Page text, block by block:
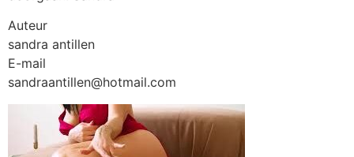
Auteur
sandra antillen
E-mail
sandraantillen@hotmail.com